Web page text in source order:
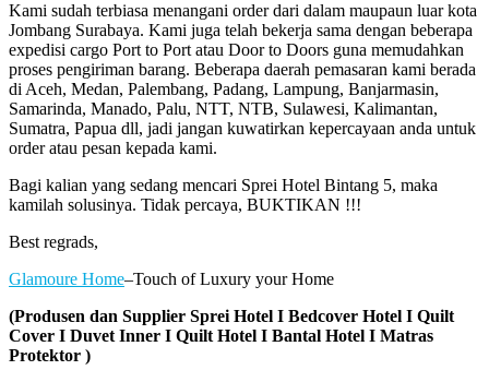
Kami sudah terbiasa menangani order dari dalam maupaun luar kota
Jombang Surabaya. Kami juga telah bekerja sama dengan beberapa
expedisi cargo Port to Port atau Door to Doors guna memudahkan
proses pengiriman barang. Beberapa daerah pemasaran kami berada
di Aceh, Medan, Palembang, Padang, Lampung, Banjarmasin,
Samarinda, Manado, Palu, NTT, NTB, Sulawesi, Kalimantan,
Sumatra, Papua dll, jadi jangan kuwatirkan kepercayaan anda untuk
order atau pesan kepada kami.
Bagi kalian yang sedang mencari Sprei Hotel Bintang 5, maka
kamilah solusinya. Tidak percaya, BUKTIKAN !!!
Best regrads,
Glamoure Home–Touch of Luxury your Home
(Produsen dan Supplier Sprei Hotel I Bedcover Hotel I Quilt
Cover I Duvet Inner I Quilt Hotel I Bantal Hotel I Matras
Protektor )